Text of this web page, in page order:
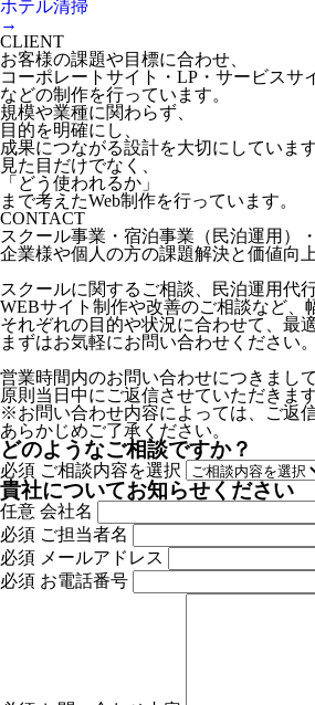
ホテル清掃
→
CLIENT
お客様の課題や目標に合わせ、
コーポレートサイト・LP・サービスサ
などの制作を行っています。
規模や業種に関わらず、
目的を明確にし、
成果につながる設計を大切にしています
見た目だけでなく、
「どう使われるか」
まで考えたWeb制作を行っています。
CONTACT
スクール事業・宿泊事業（民泊運用）
企業様や個人の方の課題解決と価値向
スクールに関するご相談、民泊運用代
WEBサイト制作や改善のご相談など、
それぞれの目的や状況に合わせて、最
まずはお気軽にお問い合わせください。
営業時間内のお問い合わせにつきまして
原則当日中にご返信させていただきます
※お問い合わせ内容によっては、ご返
あらかじめご了承ください。
どのようなご相談ですか？
必須 ご相談内容を選択
貴社についてお知らせください
任意 会社名
必須 ご担当者名
必須 メールアドレス
必須 お電話番号